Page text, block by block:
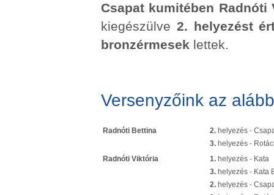
Csapat kumitében Radnóti
kiegészülve 2. helyezést
bronzérmesek lettek.
Versenyzőink az
Radnóti Bettina 2. helyezés -
3. helyezés -
Radnóti Viktória
1. helyezés - Kata
3. helyezés - Kata
2. helyezés -